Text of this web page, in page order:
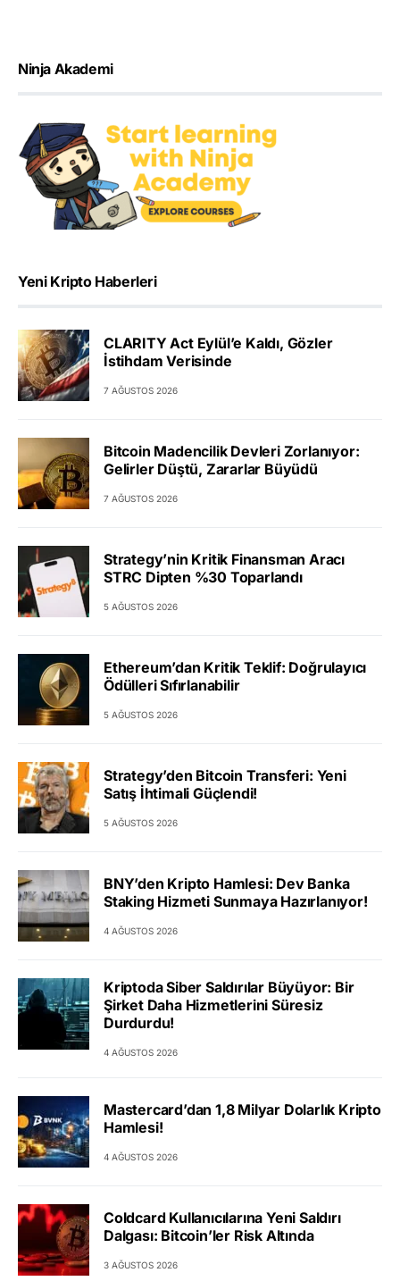
Ninja Akademi
Yeni Kripto Haberleri
CLARITY Act Eylül’e Kaldı, Gözler
İstihdam Verisinde
7 AĞUSTOS 2026
Bitcoin Madencilik Devleri Zorlanıyor:
Gelirler Düştü, Zararlar Büyüdü
7 AĞUSTOS 2026
Strategy’nin Kritik Finansman Aracı
STRC Dipten %30 Toparlandı
5 AĞUSTOS 2026
Ethereum’dan Kritik Teklif: Doğrulayıcı
Ödülleri Sıfırlanabilir
5 AĞUSTOS 2026
Strategy’den Bitcoin Transferi: Yeni
Satış İhtimali Güçlendi!
5 AĞUSTOS 2026
BNY’den Kripto Hamlesi: Dev Banka
Staking Hizmeti Sunmaya Hazırlanıyor!
4 AĞUSTOS 2026
Kriptoda Siber Saldırılar Büyüyor: Bir
Şirket Daha Hizmetlerini Süresiz
Durdurdu!
4 AĞUSTOS 2026
Mastercard’dan 1,8 Milyar Dolarlık Kripto
Hamlesi!
4 AĞUSTOS 2026
Coldcard Kullanıcılarına Yeni Saldırı
Dalgası: Bitcoin’ler Risk Altında
3 AĞUSTOS 2026